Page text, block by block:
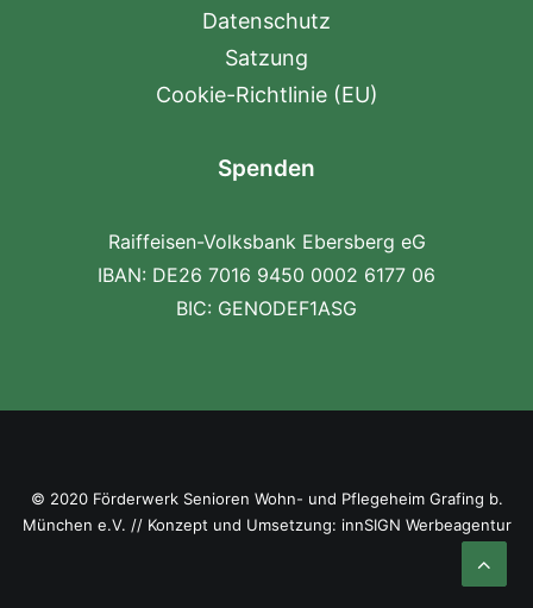
Datenschutz
Satzung
Cookie-Richtlinie (EU)
Spenden
Raiffeisen-Volksbank Ebersberg eG
IBAN: DE26 7016 9450 0002 6177 06
BIC: GENODEF1ASG
© 2020 Förderwerk Senioren Wohn- und Pflegeheim Grafing b.
München e.V. // Konzept und Umsetzung: innSIGN Werbeagentur